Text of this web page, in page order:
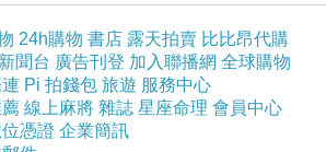
不良問題，進一步提升整體傳
計的重要課題，當傳輸速率提
周圍的熱量也會增加，如果熱
24h購物 書店 露天拍賣 比比昂代購
聞台 廣告刊登 加入聯播網 全球購物
Pi 拍錢包 旅遊 服務中心
線上麻將 雜誌 星座命理 會員中心
憑證 企業簡訊